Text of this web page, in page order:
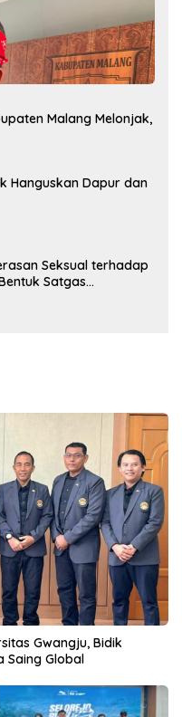
Malang Melonjak,
Hanguskan Dapur dan
Seksual terhadap
Satgas
Gwangju, Bidik
Saing Global